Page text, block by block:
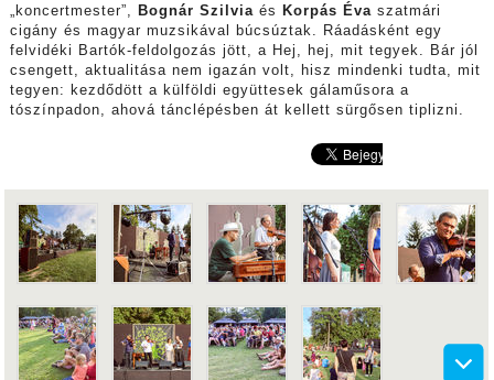
„koncertmester”, Bognár Szilviaés Korpás Évaszatmári
cigány és magyar muzsikával búcsúztak. Ráadásként egy
felvidéki Bartók-feldolgozás jött, a Hej, hej, mit tegyek. Bár jól
csengett, aktualitása nem igazán volt, hisz mindenki tudta, mit
tegyen: kezdődött a külföldi együttesek gálaműsora a
tószínpadon, ahová tánclépésben át kellett sürgősen tiplizni.